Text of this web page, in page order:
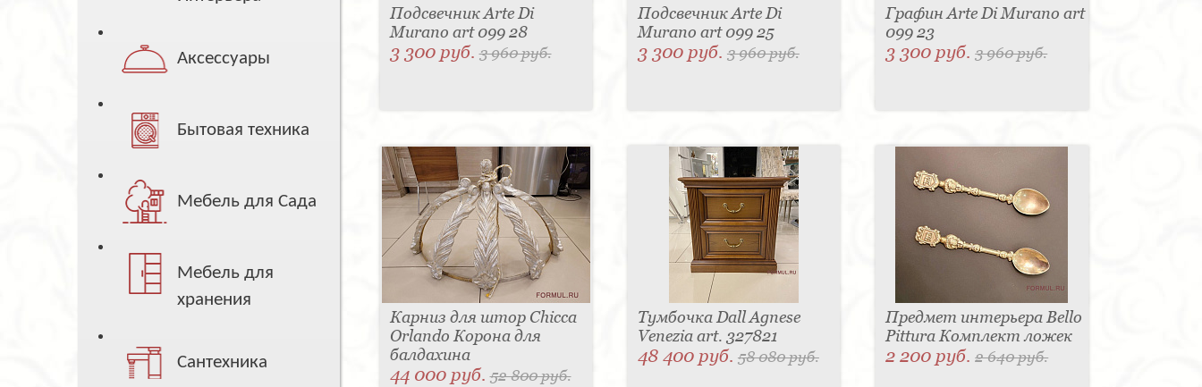
Аксессуары
Бытовая техника
Мебель для Сада
Мебель для
хранения
Сантехника
Подсвечник Arte Di
Murano art 099 28
3 300 руб.3 960 руб.
Подсвечник Arte Di
Murano art 099 25
3 300 руб. 3 960 руб.
Графин Arte Di Murano art
099 23
3 300 руб.3 960 руб.
Карниз для штор Chicca
Orlando Корона для
балдахина
44 000 руб.52 800 руб.
Тумбочка Dall Agnese
Venezia art. 327821
48 400 руб. 58 080 руб.
Предмет интерьера Bello
Pittura Комплект ложек
2 200 руб.2 640 руб.